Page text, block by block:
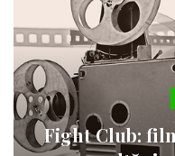
Fight Club: